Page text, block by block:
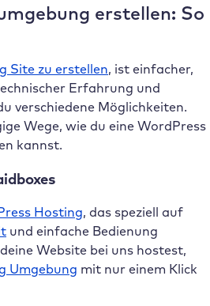
erstellen: So
Site zu erstellen, ist einfacher,
Erfahrung und
verschiedene Möglichkeiten.
Wege, wie du eine WordPress
kannst.
Hosting, das speziell auf
und einfache Bedienung
Website bei uns hostest,
Umgebung mit nur einem Klick